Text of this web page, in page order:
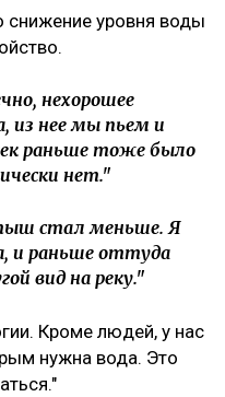
снижение уровня воды
нехорошее
из нее мы пьем и
раньше тоже было
нет."
стал меньше. Я
и раньше оттуда
вид на реку."
Кроме людей, у нас
нужна вода. Это